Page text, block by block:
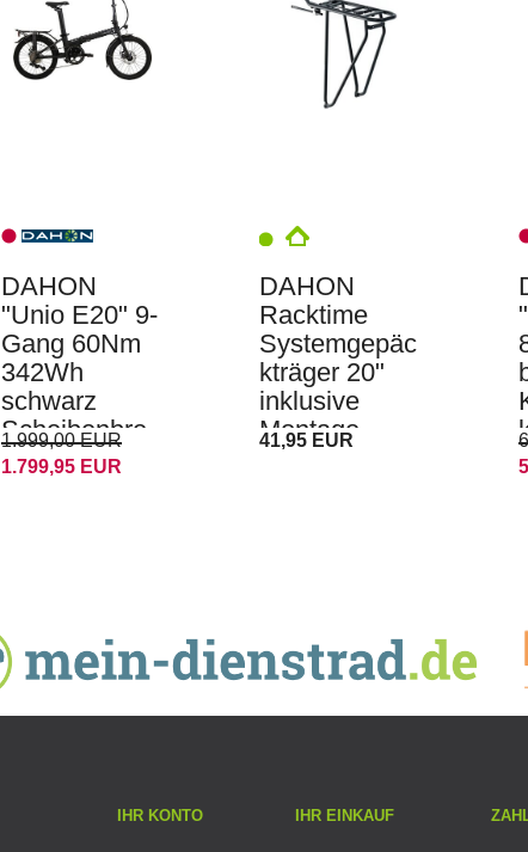
DAHON
"Unio E20" 9-
Gang 60Nm
342Wh
schwarz
Scheibenbre
msen E-Bike
1.999,00 EUR
1.799,95 EUR
DAHON
Racktime
Systemgepäc
kträger 20"
inklusive
Montage
41,95 EUR
IHR KONTO IHR EINKAUF